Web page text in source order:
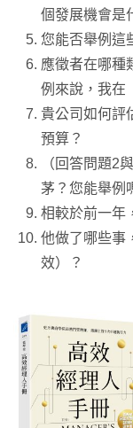
個發展機會是
您能否舉例這
應徵者在哪種
例來說，我在
貴公司如何評
預算？
（回答問題2
茅？您能舉例
相較於前一年
他做了哪些事
效）？